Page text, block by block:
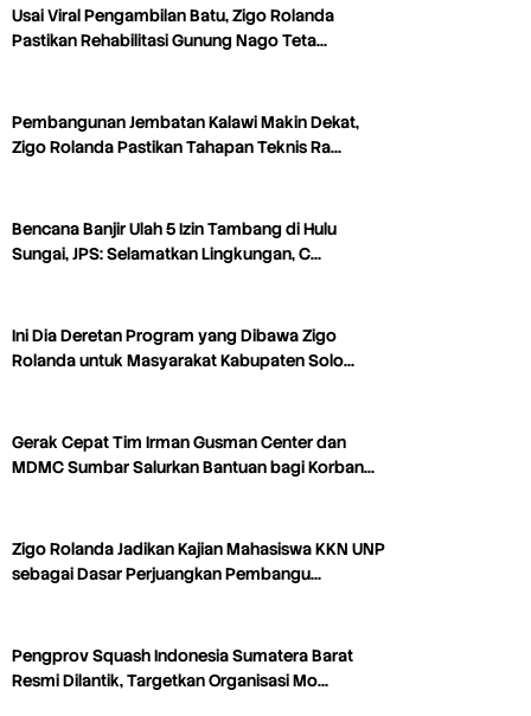
Usai Viral Pengambilan Batu, Zigo Rolanda
Pastikan Rehabilitasi Gunung Nago Teta…
Pembangunan Jembatan Kalawi Makin Dekat,
Zigo Rolanda Pastikan Tahapan Teknis Ra…
Bencana Banjir Ulah 5 Izin Tambang di Hulu
Sungai, JPS: Selamatkan Lingkungan, C…
Ini Dia Deretan Program yang Dibawa Zigo
Rolanda untuk Masyarakat Kabupaten Solo…
Gerak Cepat Tim Irman Gusman Center dan
MDMC Sumbar Salurkan Bantuan bagi Korban…
Zigo Rolanda Jadikan Kajian Mahasiswa KKN UNP
sebagai Dasar Perjuangkan Pembangu…
Pengprov Squash Indonesia Sumatera Barat
Resmi Dilantik, Targetkan Organisasi Mo…